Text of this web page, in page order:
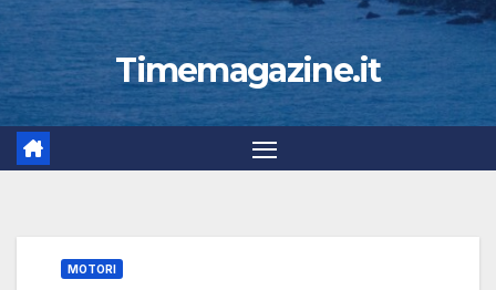
Timemagazine.it
MOTORI